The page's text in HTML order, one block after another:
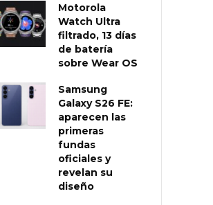
Motorola
Watch Ultra
filtrado, 13 días
de batería
sobre Wear OS
Samsung
Galaxy S26 FE:
aparecen las
primeras
fundas
oficiales y
revelan su
diseño